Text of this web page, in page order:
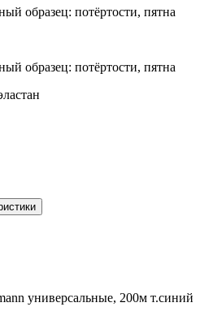
образец: потёртости, пятна
образец: потёртости, пятна
универсальные, 200м т.синий